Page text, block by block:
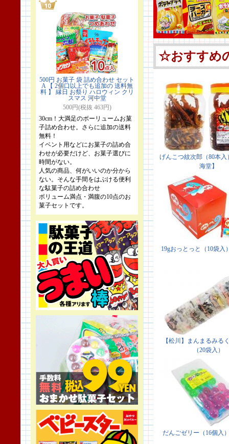
500円 お菓子 袋 詰め合わせ セット
A 【 2個口以上でも追加の 送料無
料 】 縁日 お祭り ハロウィン クリ
スマス 河中堂
500円(税抜 463円)
30cm！大満足のボーリュームお菓
子詰め合わせ。さらに追加の送料
無料！
イベント用などにお菓子の詰め合
わせが必要だけど、お菓子選びに
時間がない。
人気の商品、何がいいのか分から
ない。そんな手間をはぶける便利
な駄菓子の詰め合わせ
ボリューム満点・満腹の10点のお
菓子セットです。